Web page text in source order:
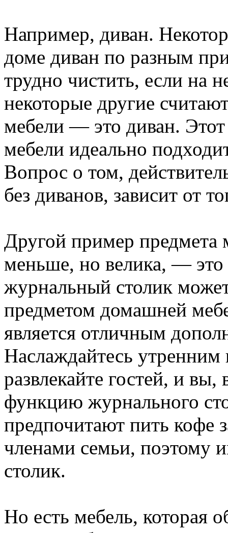
Например, диван.
доме диван по разным
трудно чистить, если на
некоторые другие
мебели — это диван.
мебели идеально
Вопрос о том,
без диванов, зависит от
Другой пример предмета
меньше, но велика, —
журнальный столик
предметом домашней
является отличным
Наслаждайтесь утренним
развлекайте гостей, и
функцию журнального
предпочитают пить кофе
членами семьи, поэтому
столик.
Но есть мебель, которая